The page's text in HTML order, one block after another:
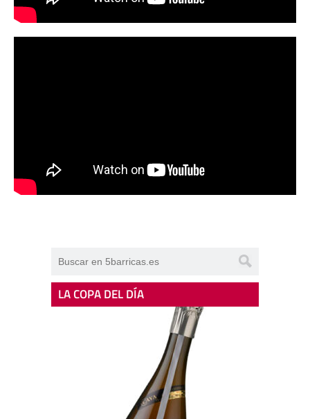
LA COPA DEL DÍA